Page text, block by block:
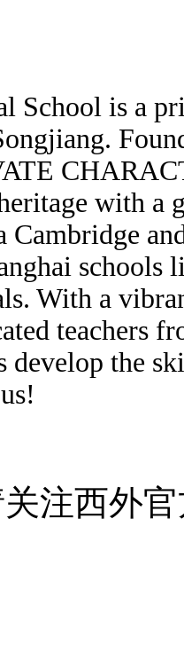
School is a
with
Cambridge
schools
With a
teachers
develop the
关注西外